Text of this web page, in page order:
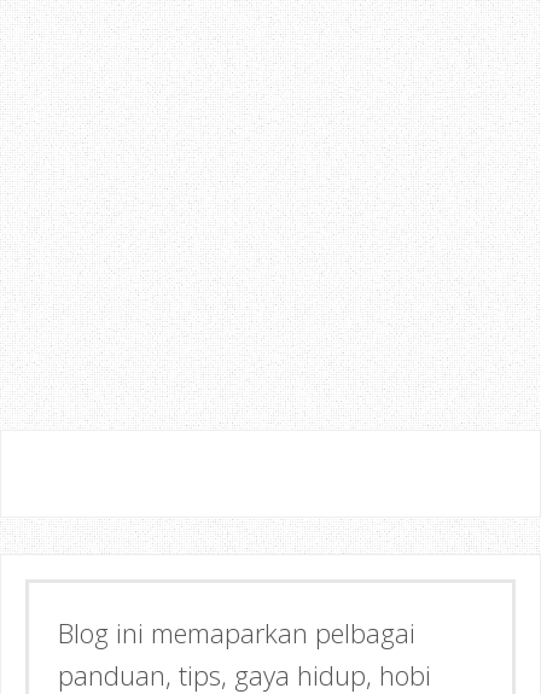
Blog ini memaparkan pelbagai
panduan, tips, gaya hidup, hobi